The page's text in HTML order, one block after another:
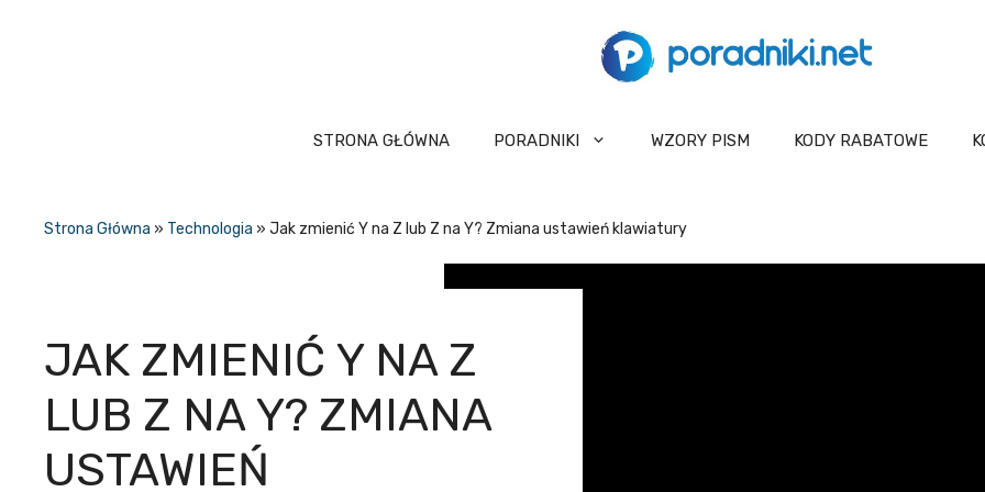
STRONA GŁÓWNA PORADNIKI WZORY PISM KODY RABATOWE
Strona Główna » Technologia » Jak zmienić Y na Z lub Z na Y? Zmiana ustawień klawiatury
JAK ZMIENIĆ Y NA Z
LUB Z NA Y? ZMIANA
USTAWIEŃ